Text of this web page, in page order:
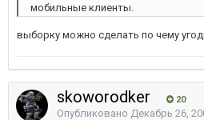
мобильные клиенты.
выборку можно сделать по чему
skoworodker 20
Опубликовано Декабрь 26,